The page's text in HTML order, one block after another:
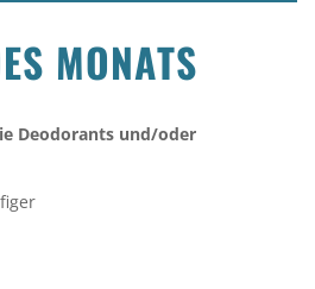
MONATS
Deodorants und/oder